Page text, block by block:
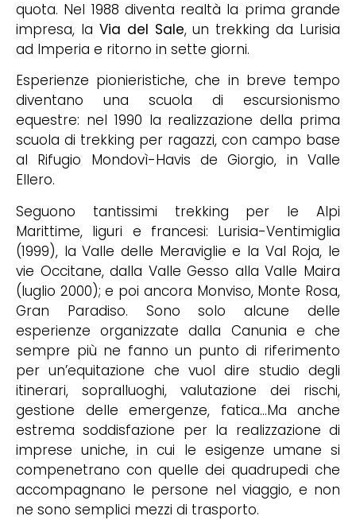
quota. Nel 1988 diventa realtà la prima grande
impresa, la Via del Sale, un trekking da Lurisia
ad Imperia e ritorno in sette giorni.
Esperienze pionieristiche, che in breve tempo
diventano una scuola di escursionismo
equestre: nel 1990 la realizzazione della prima
scuola di trekking per ragazzi, con campo base
al Rifugio Mondovì-Havis de Giorgio, in Valle
Ellero.
Seguono tantissimi trekking per le Alpi
Marittime, liguri e francesi: Lurisia-Ventimiglia
(1999), la Valle delle Meraviglie e la Val Roja, le
vie Occitane, dalla Valle Gesso alla Valle Maira
(luglio 2000); e poi ancora Monviso, Monte Rosa,
Gran Paradiso. Sono solo alcune delle
esperienze organizzate dalla Canunia e che
sempre più ne fanno un punto di riferimento
per un’equitazione che vuol dire studio degli
itinerari, sopralluoghi, valutazione dei rischi,
gestione delle emergenze, fatica…Ma anche
estrema soddisfazione per la realizzazione di
imprese uniche, in cui le esigenze umane si
compenetrano con quelle dei quadrupedi che
accompagnano le persone nel viaggio, e non
ne sono semplici mezzi di trasporto.